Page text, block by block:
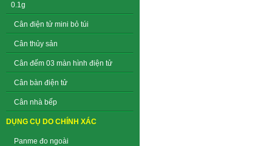
0.1g
Cân điện tử mini bỏ túi
Cân thủy sản
Cân đếm 03 màn hình điện tử
Cân bàn điện tử
Cân nhà bếp
DỤNG CỤ DO CHÍNH XÁC
Panme đo ngoài